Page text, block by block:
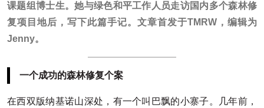
课题组博士生。她与绿色和平工作人员走访国内多个森林修
复项目地后，写下此篇手记。文章首发于TMRW，编辑为
Jenny。
一个成功的森林修复个案
在西双版纳基诺山深处，有一个叫巴飘的小寨子。几年前，